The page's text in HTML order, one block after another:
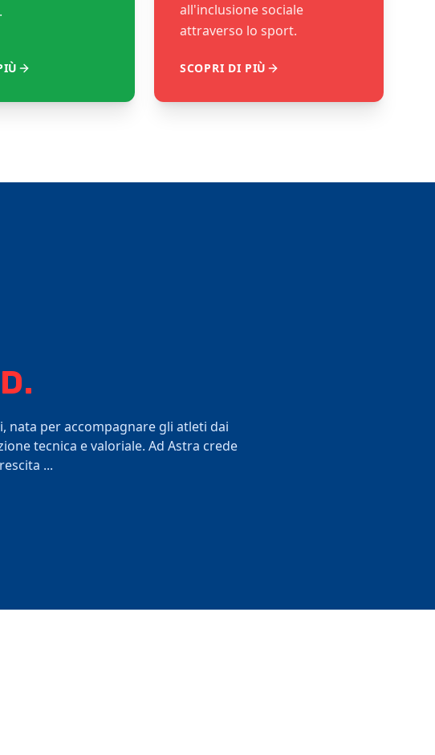
all'inclusione sociale
attraverso lo sport.
SCOPRI DI PIÙ
nata per accompagnare gli atleti dai
tecnica e valoriale. Ad Astra crede
...